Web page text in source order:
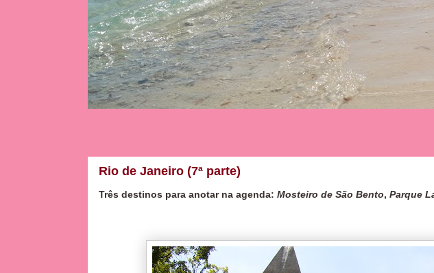
Rio de Janeiro (7ª parte)
Três destinos para anotar na agenda: Mosteiro de São Bento, Parque